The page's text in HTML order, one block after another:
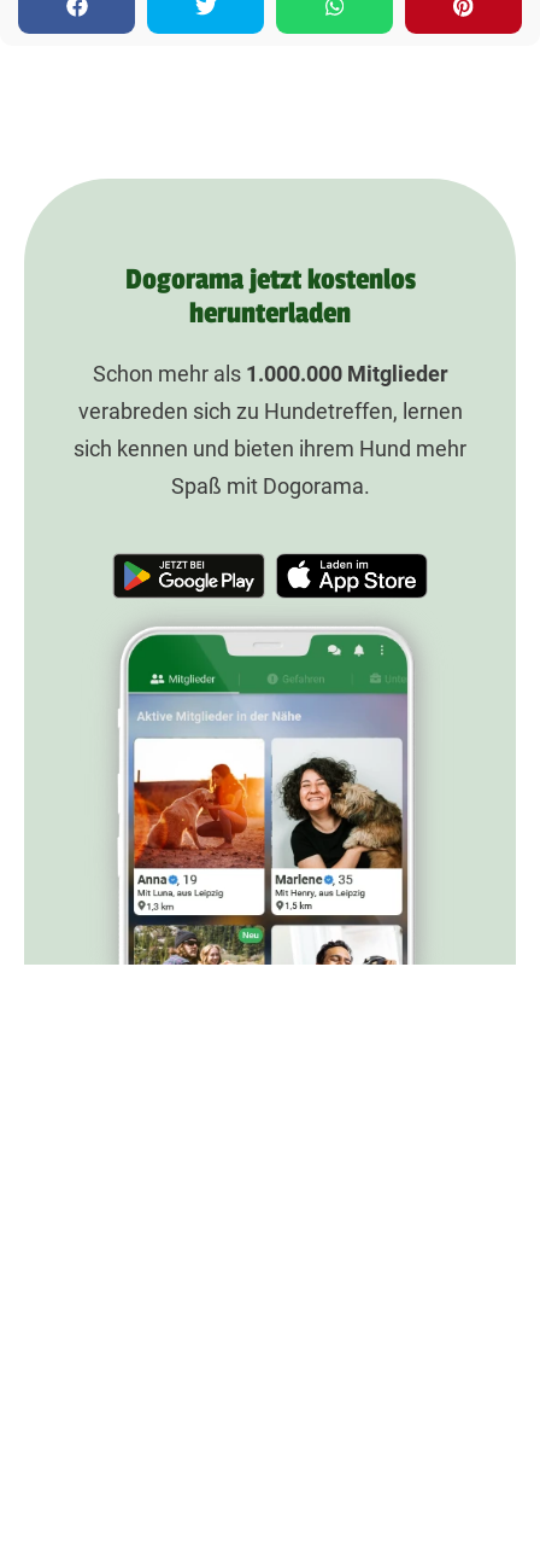
Dogorama jetzt kostenlos
herunterladen
Schon mehr als 1.000.000Mitglieder
verabreden sich zu Hundetreffen, lernen
sich kennen und bieten ihrem Hund mehr
Spaß mit Dogorama.